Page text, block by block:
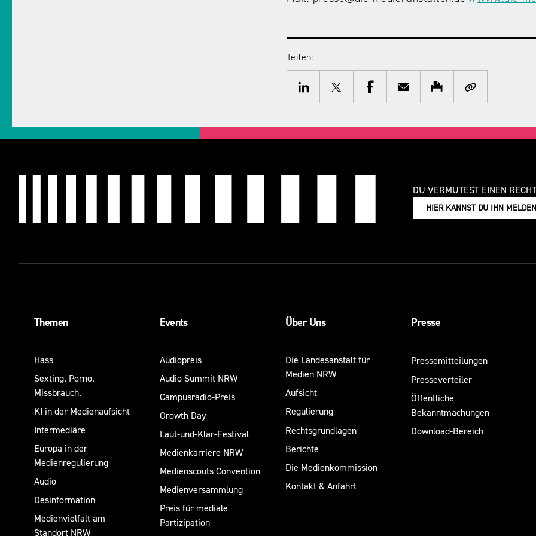
Teilen:
Twitter Facebook Drucken
DU VERMUTEST EINEN
HIER KANNST DU IHN MELDEN
Themen
Hass
Sexting. Porno.
Missbrauch.
KI in der Medienaufsicht
Intermediäre
Europa in der
Medienregulierung
Audio
Desinformation
Medienvielfalt am
Standort NRW
Events
Audiopreis
Audio Summit NRW
Campusradio-Preis
Growth Day
Laut-und-Klar-Festival
Medienkarriere NRW
Medienscouts Convention
Medienversammlung
Preis für mediale
Partizipation
Über Uns
Die Landesanstalt für
Medien NRW
Aufsicht
Regulierung
Rechtsgrundlagen
Berichte
Die Medienkommission
Kontakt & Anfahrt
Presse
Pressemitteilungen
Presseverteiler
Öffentliche
Bekanntmachungen
Download-Bereich